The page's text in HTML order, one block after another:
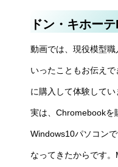
ドン・キホー
動画では、現役模型
いったこともお伝え
に購入して体験してい
実は、Chromebookを
Windows10パソコン
なってきたからです